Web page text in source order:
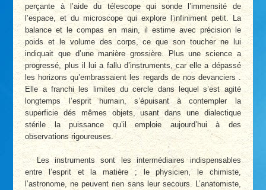
perçante à l’aide du télescope qui sonde l’immensité de
l’espace, et du microscope qui explore l’infiniment petit. La
balance et le compas en main, il estime avec précision le
poids et le volume des corps, ce que son toucher ne lui
indiquait que d’une manière grossière. Plus une science a
progressé, plus il lui a fallu d’instruments, car elle a dépassé
les horizons qu’embrassaient les regards de nos devanciers .
Elle a franchi les limites du cercle dans lequel s’est agité
longtemps l’esprit humain, s’épuisant à contempler la
superficie dés mêmes objets, usant dans une dialectique
stérile la puissance qu’il emploie aujourd’hui à des
observations rigoureuses.
Les instruments sont les intermédiaires indispensables
entre l’esprit et la matière ; le physicien, le chimiste,
l’astronome, ne peuvent rien sans leur secours. L’anatomiste,